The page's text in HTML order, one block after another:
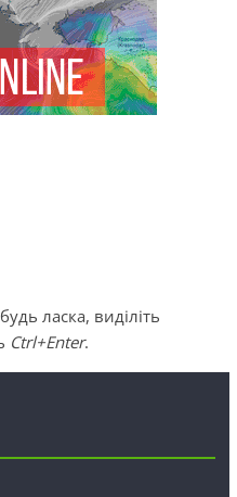
ласка, виділіть
Ctrl+Enter.